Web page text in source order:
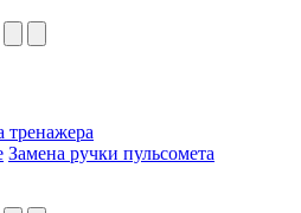
Замена ручки пульсомета